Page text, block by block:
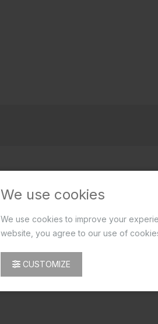
We use cookies
We use cookies to improve your
website, you agree to our use of
CUSTOMIZE